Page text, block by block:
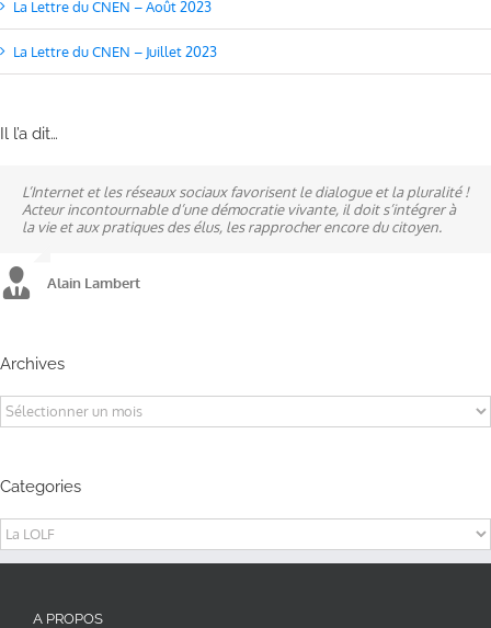
La Lettre du CNEN – Août 2023
La Lettre du CNEN – Juillet 2023
Il l’a dit…
L’Internet et les réseaux sociaux favorisent le dialogue et la pluralité !
Acteur incontournable d’une démocratie vivante, il doit s’intégrer à
la vie et aux pratiques des élus, les rapprocher encore du citoyen.
Alain Lambert
Ne pas subir, mais construire son destin, telle est la philosophie qui
n’a cessé de mobiliser la ville d’Alençon, son agglomération et ses
élus.
Alain Lambert
A mes yeux, la politique est synonyme de service : un sénateur doit
être au service des élus et des communes comme un maire sait si bien
l’être au service des habitants.
Alain Lambert
Archives
Archives
Categories
Categories
A PROPOS